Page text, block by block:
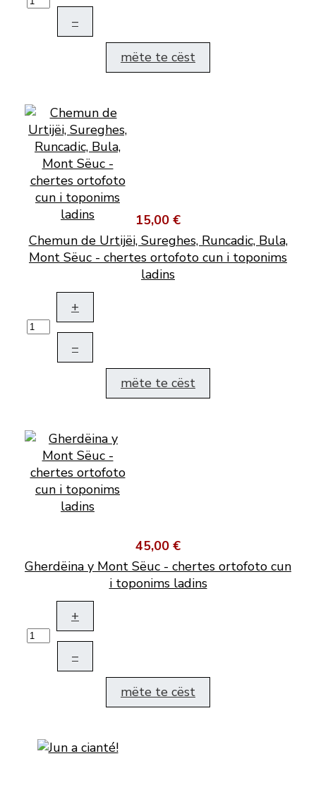
–
mëte te cëst
15,00 €
Chemun de Urtijëi, Sureghes, Runcadic, Bula,
Mont Sëuc - chertes ortofoto cun i toponims
ladins
+
–
mëte te cëst
45,00 €
Gherdëina y Mont Sëuc - chertes ortofoto cun
i toponims ladins
+
–
mëte te cëst